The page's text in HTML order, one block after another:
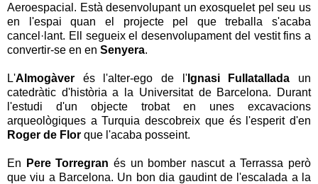
Aeroespacial. Està desenvolupant un exosquelet pel seu us
en l'espai quan el projecte pel que treballa s'acaba
cancel·lant. Ell segueix el desenvolupament del vestit fins a
convertir-se en en Senyera.
L'Almogàver és l'alter-ego de l'Ignasi Fullatallada
un
catedràtic d'història a la Universitat de Barcelona.
Durant
l'estudi
d'un objecte trobat en unes
excavacions
arqueològiques a Turquia descobreix que és l'esperit d'en
Roger de Flor que l'acaba posseint.
En Pere Torregran és un bomber nascut a Terrassa però
que viu a Barcelona. Un bon dia gaudint de l'escalada a la